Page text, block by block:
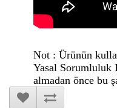
Not : Ürünün
Yasal Sorumluluk
almadan önce bu